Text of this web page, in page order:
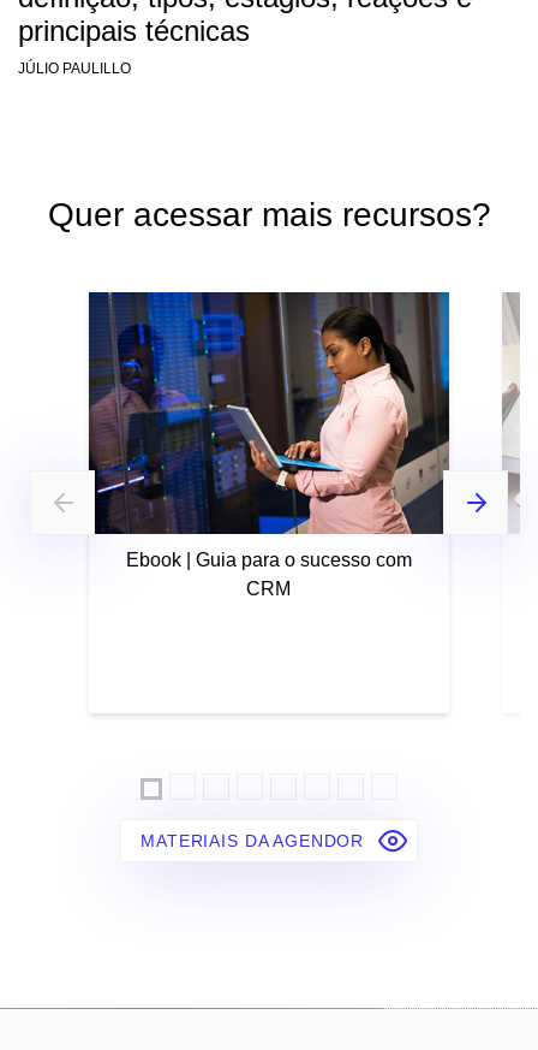
principais técnicas
JÚLIO PAULILLO
Quer acessar mais recursos?
Ebook | Guia para o sucesso com
CRM
MATERIAIS DA AGENDOR